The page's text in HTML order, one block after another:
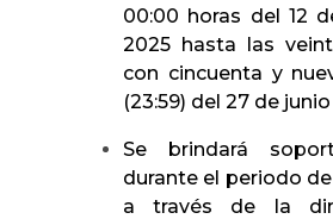
00:00 horas del 12
2025 hasta las
con cincuenta y
(23:59) del 27 de
Se brindará
durante el periodo
a través de la